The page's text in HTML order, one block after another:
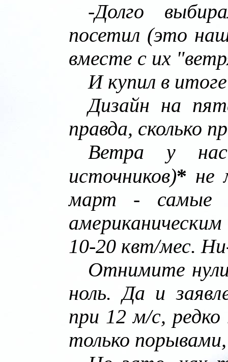
-Долго
посетил (это
вместе с их
И купил в
Дизайн на
правда, сколько
Ветра у
источников)* не
март - самые
10-20 квт/мес.
Отнимите
ноль. Да и
при 12 м/с,
только порывами,